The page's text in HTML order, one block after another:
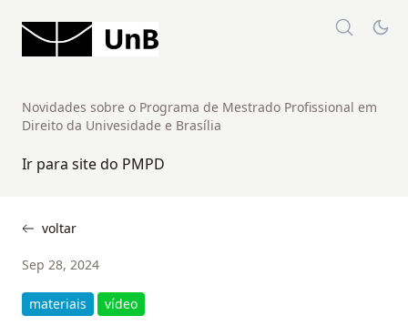
Novidades sobre o Programa de Mestrado Profissional em
Direito da Univesidade e Brasília
Ir para site do PMPD
voltar
Sep 28, 2024
materiais vídeo